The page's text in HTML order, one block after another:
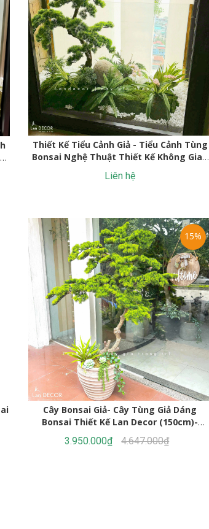
Thiết Kế Tiểu Cảnh Giả - Tiểu Cảnh Tùng
Bonsai Nghệ Thuật Thiết Kế Không Gian
Sống
Liên hệ
Cây Bonsai Giả- Cây Tùng Giả Dáng
Bonsai Thiết Kế Lan Decor (150cm)-
CC1377
15%
3.950.000₫ 4.647.000₫